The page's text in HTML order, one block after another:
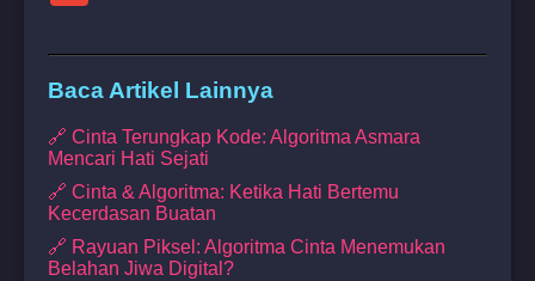
Baca Artikel Lainnya
🔗 Cinta Terungkap Kode: Algoritma Asmara
Mencari Hati Sejati
🔗 Cinta & Algoritma: Ketika Hati Bertemu
Kecerdasan Buatan
🔗 Rayuan Piksel: Algoritma Cinta Menemukan
Belahan Jiwa Digital?